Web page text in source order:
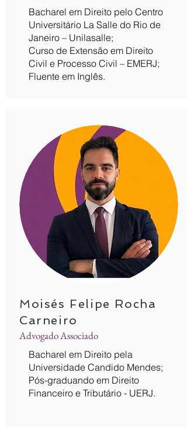
Bacharel em Direito pelo Centro
Universitário La Salle do Rio de
Janeiro – Unilasalle;
Curso de Extensão em Direito
Civil e Processo Civil – EMERJ;
Fluente em Inglês.
Moisés Felipe Rocha
Carneiro
Advogado Associado
Bacharel em Direito pela
Universidade Candido Mendes;
Pós-graduando em Direito
Financeiro e Tributário - UERJ.